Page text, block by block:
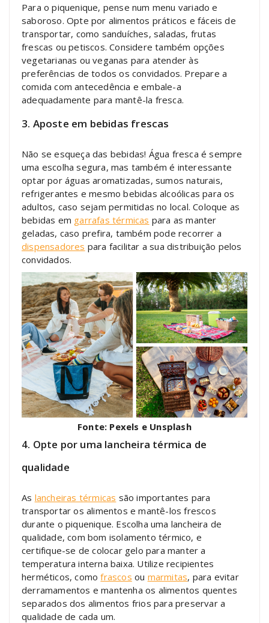
Para o piquenique, pense num menu variado e
saboroso. Opte por alimentos práticos e fáceis de
transportar, como sanduíches, saladas, frutas
frescas ou petiscos. Considere também opções
vegetarianas ou veganas para atender às
preferências de todos os convidados. Prepare a
comida com antecedência e embale-a
adequadamente para mantê-la fresca.
3. Aposte em bebidas frescas
Não se esqueça das bebidas! Água fresca é sempre
uma escolha segura, mas também é interessante
optar por águas aromatizadas, sumos naturais,
refrigerantes e mesmo bebidas alcoólicas para os
adultos, caso sejam permitidas no local. Coloque as
bebidas em garrafas térmicas para as manter
geladas, caso prefira, também pode recorrer a
dispensadores para facilitar a sua distribuição pelos
convidados.
Fonte: Pexels e Unsplash
4. Opte por uma lancheira térmica de
qualidade
As lancheiras térmicas são importantes para
transportar os alimentos e mantê-los frescos
durante o piquenique. Escolha uma lancheira de
qualidade, com bom isolamento térmico, e
certifique-se de colocar gelo para manter a
temperatura interna baixa. Utilize recipientes
herméticos, comofrascos ou marmitas, para evitar
derramamentos e mantenha os alimentos quentes
separados dos alimentos frios para preservar a
qualidade de cada um.